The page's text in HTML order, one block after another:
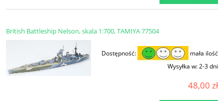
British Battleship Nelson, skala 1:700, TAMIYA 77504
Dostępność:
mała ilość
Wysyłka w:2-3 dni
48,00 zł